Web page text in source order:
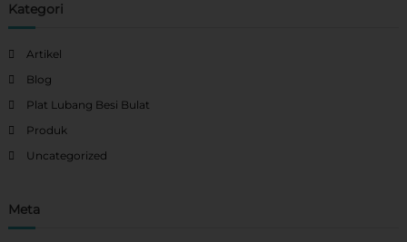
Kategori
Artikel
Blog
Plat Lubang Besi Bulat
Produk
Uncategorized
Meta